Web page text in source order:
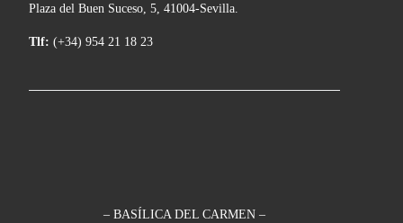
Plaza del Buen Suceso, 5, 41004-Sevilla.
Tlf: (+34) 954 21 18 23
– BASÍLICA DEL CARMEN –